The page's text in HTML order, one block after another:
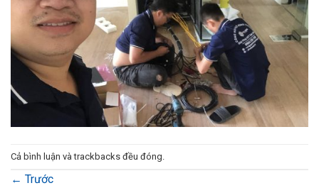
Cả bình luận và trackbacks đều đóng.
← Trước